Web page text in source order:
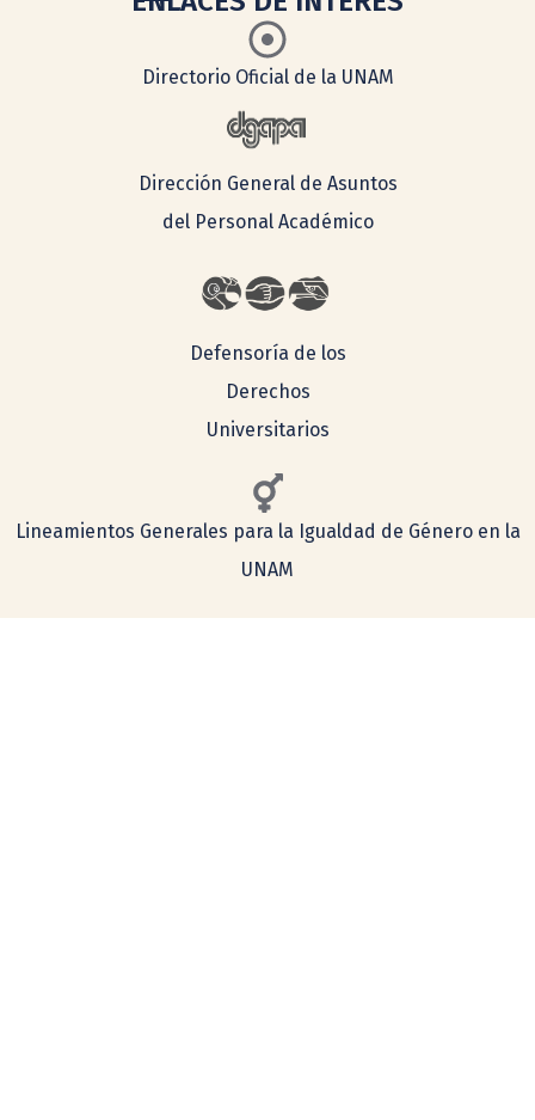
Directorio Oficial de la UNAM
Dirección General de Asuntos
del Personal Académico
Defensoría de los
Derechos
Universitarios
Lineamientos Generales para la Igualdad de Género en la
UNAM